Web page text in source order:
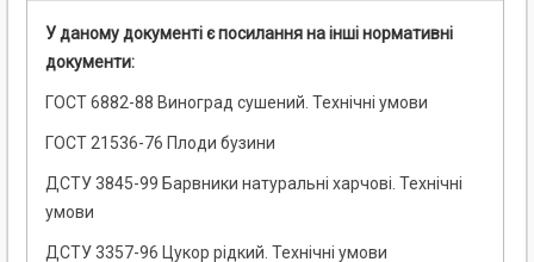
У даному документі є посилання на інші нормативні
документи:
ГОСТ 6882-88 Виноград сушений. Технічні умови
ГОСТ 21536-76 Плоди бузини
ДСТУ 3845-99 Барвники натуральні харчові. Технічні
умови
ДСТУ 3357-96 Цукор рідкий. Технічні умови